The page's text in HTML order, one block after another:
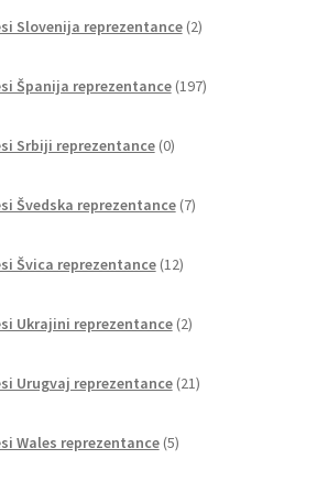
Slovenija reprezentance 2izdelka
Španija reprezentance 197izdelkov
Srbiji reprezentance 0izdelkov
Švedska reprezentance 7izdelkov
Švica reprezentance 12izdelkov
Ukrajini reprezentance 2izdelka
Urugvaj reprezentance 21izdelkov
Wales reprezentance 5izdelkov